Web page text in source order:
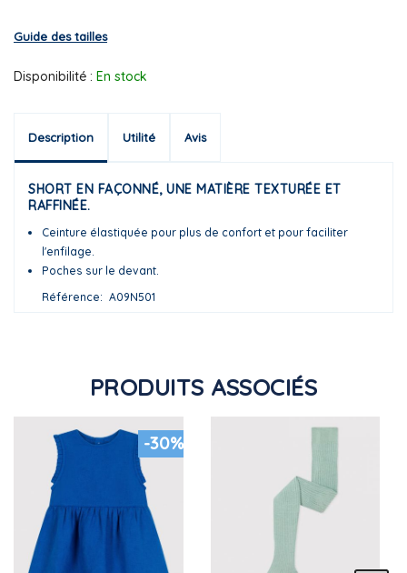
Guide des tailles
Disponibilité : En stock
Description Utilité Avis
SHORT EN FAÇONNÉ, UNE MATIÈRE TEXTURÉE ET
RAFFINÉE.
Ceinture élastiquée pour plus de confort et pour faciliter
l'enfilage.
Poches sur le devant.
Référence
A09N501
PRODUITS ASSOCIÉS
-30%